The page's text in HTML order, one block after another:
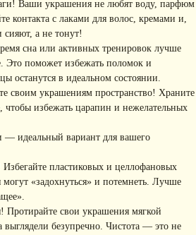
Ваши украшения не любят воду, парфюм
контакта с лаками для волос, кремами и,
а не тонут!
сна или активных тренировок лучше
Это поможет избежать поломок и
останутся в идеальном состоянии.
своим украшениям пространство! Храните
чтобы избежать царапин и нежелательных
— идеальный вариант для вашего
пластиковых и целлофановых
«задохнуться» и потемнеть. Лучше
свои украшения мягкой
выглядели безупречно. Чистота — это не
• Доставка и оплата
idari.brand@mail.ru